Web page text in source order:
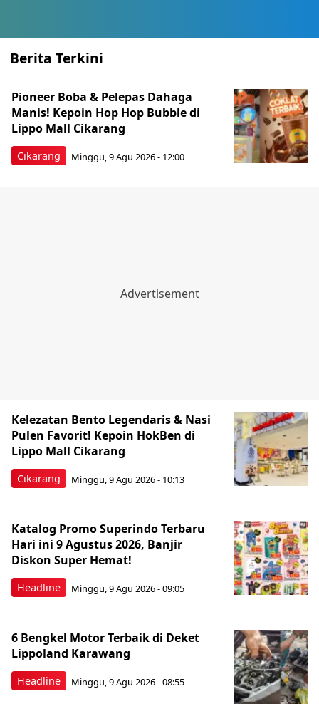
Berita Terkini
Cikarang
Pioneer Boba & Pelepas Dahaga
Manis! Kepoin Hop Hop Bubble di
Lippo Mall Cikarang
Minggu, 9 Agu 2026 - 12:00
Cikarang
Kelezatan Bento Legendaris & Nasi
Pulen Favorit! Kepoin HokBen di
Lippo Mall Cikarang
Minggu, 9 Agu 2026 - 10:13
Headline
Katalog Promo Superindo Terbaru
Hari ini 9 Agustus 2026, Banjir
Diskon Super Hemat!
Minggu, 9 Agu 2026 - 09:05
Headline
6 Bengkel Motor Terbaik di Deket
Lippoland Karawang
Minggu, 9 Agu 2026 - 08:55